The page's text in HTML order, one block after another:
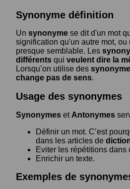
Synonyme définition
Un synonyme se dit d'un mot
signification qu'un autre mot, ou
presque semblable. Les
différents qui veulent dire la
Lorsqu’on utilise des
change pas de sens.
Usage des synonymes
Synonymes et Antonymes
Définir un mot. C’est
dans les articles de
Eviter les répétitions dans
Enrichir un texte.
Exemples de